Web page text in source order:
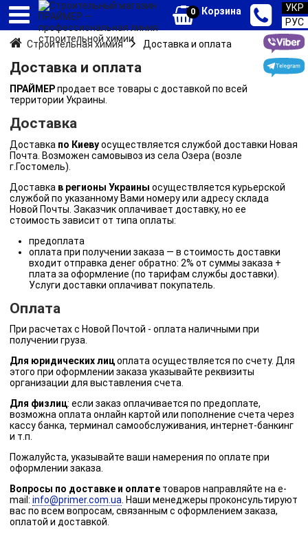
0 Корзина
УКР
РУС
Строительная химия
Доставка и оплата
Доставка и оплата
ПРАЙМЕРпродает все товары с доставкой по всей
территории Украины.
Доставка
Доставка по Киевуосуществляется службой доставки Новая
Почта. Возможен самовывоз из села Озера (возле
г.Гостомель).
Доставка в регионы Украины осуществляется курьерской
службой по указанному Вами номеру или адресу склада
Новой Почты. Заказчик оплачивает доставку, но ее
стоимость зависит от типа оплаты:
предоплата
оплата при получении заказа — в стоимость доставки
входит отправка денег обратно: 2% от суммы заказа +
плата за оформление (по тарифам службы доставки).
Услуги доставки оплачиват покупатель.
Оплата
При расчетах с Новой Почтой - оплата наличными при
получении груза.
Для юридических лицоплата осуществляется по счету. Для
этого при оформлении заказа указывайте реквизиты
организации для выставления счета.
Для физлиц: если заказ оплачивается по предоплате,
возможна оплата онлайн картой или пополнение счета через
кассу банка, терминал самообслуживания, интернет-банкинг
и т.п.
Пожалуйста, указывайте ваши намерения по оплате при
оформлении заказа.
Вопросы по доставке и оплате товаров направляйте на e-
mail: info@primer.com.ua . Наши менеджеры проконсультируют
вас по всем вопросам, связанным с оформлением заказа,
оплатой и доставкой.